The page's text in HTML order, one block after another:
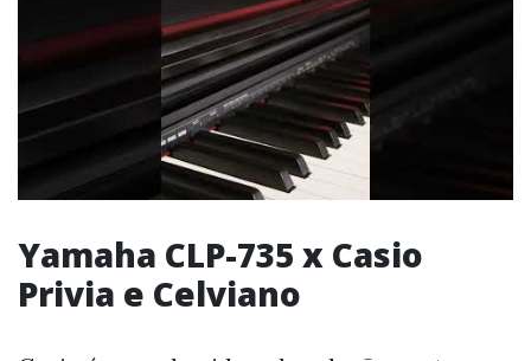
Yamaha CLP-735 x Casio
Privia e Celviano